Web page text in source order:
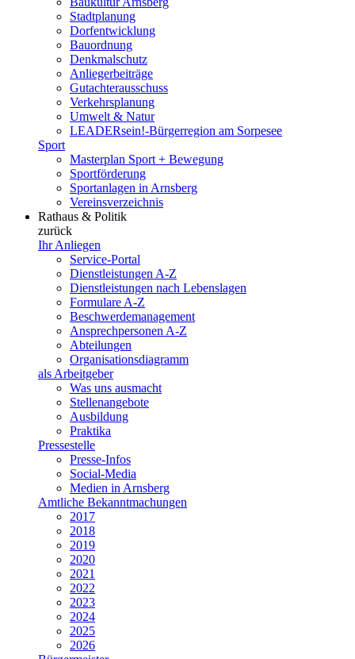
Stadtplanung
Dorfentwicklung
Bauordnung
Denkmalschutz
Anliegerbeiträge
Gutachterausschuss
Verkehrsplanung
Umwelt & Natur
LEADERsein!-Bürgerregion am Sorpesee
Sport
Masterplan Sport + Bewegung
Sportförderung
Sportanlagen in Arnsberg
Vereinsverzeichnis
Rathaus & Politik
zurück
Ihr Anliegen
Service-Portal
Dienstleistungen A-Z
Dienstleistungen nach Lebenslagen
Formulare A-Z
Beschwerdemanagement
Ansprechpersonen A-Z
Abteilungen
Organisationsdiagramm
als Arbeitgeber
Was uns ausmacht
Stellenangebote
Ausbildung
Praktika
Pressestelle
Presse-Infos
Social-Media
Medien in Arnsberg
Amtliche Bekanntmachungen
2017
2018
2019
2020
2021
2022
2023
2024
2025
2026